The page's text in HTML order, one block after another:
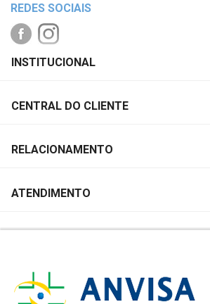
REDES SOCIAIS
PAGAMENTO
INSTITUCIONAL
CENTRAL DO CLIENTE
RELACIONAMENTO
ATENDIMENTO